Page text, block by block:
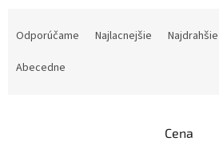
Odporúčame Najlacnejšie Najdrahšie
Abecedne
Cena